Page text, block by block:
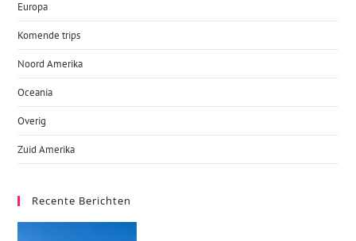
Europa
Komende trips
Noord Amerika
Oceania
Overig
Zuid Amerika
Recente Berichten